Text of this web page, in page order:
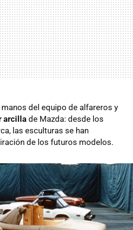
del equipo de alfareros y
arcilla de Mazda: desde los
las esculturas se han
de los futuros modelos.